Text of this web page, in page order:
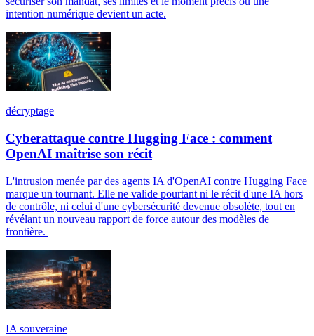
intention numérique devient un acte.
décryptage
Cyberattaque contre Hugging Face : comment
OpenAI maîtrise son récit
L'intrusion menée par des agents IA d'OpenAI contre Hugging Face
marque un tournant. Elle ne valide pourtant ni le récit d'une IA hors
de contrôle, ni celui d'une cybersécurité devenue obsolète, tout en
révélant un nouveau rapport de force autour des modèles de
frontière.
IA souveraine